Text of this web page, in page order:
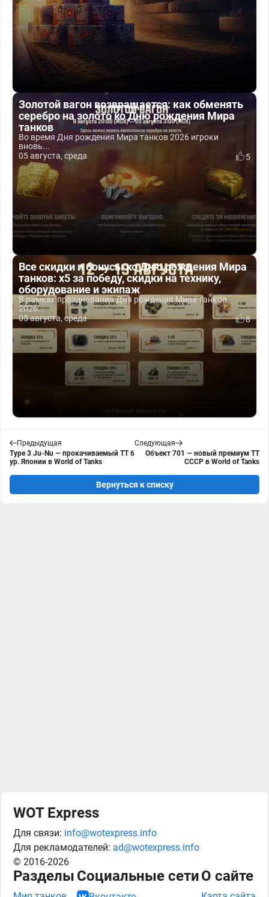
Золотой вагон возвращается: как обменять
серебро на золото ко Дню рождения Мира
танков
Во время Дня рождения Мира танков 2026 игроки
вновь...
05 августа, среда
5
Все скидки и бонусы ко Дню рождения Мира
танков: x5 за победу, скидки на технику,
оборудование и экипаж
В рамках празднования Дня рождения Мира танков
2026...
05 августа, среда
8
Предыдущая
Type 3 Ju-Nu — прокачиваемый ТТ 6
ур. Японии в World of Tanks
Следующая
Объект 701 — новый премиум ТТ
СССР в World of Tanks
Вернуться к списку
WOT Express
Для связи: info@wotexpress.info
Для рекламодателей: ad@wotexpress.info
© 2016-2026
Разделы Социальные сетиО сайте